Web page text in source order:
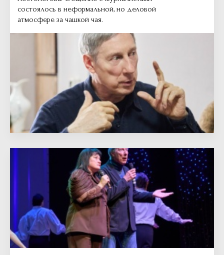
состоялось в неформальной, но деловой
атмосфере за чашкой чая.